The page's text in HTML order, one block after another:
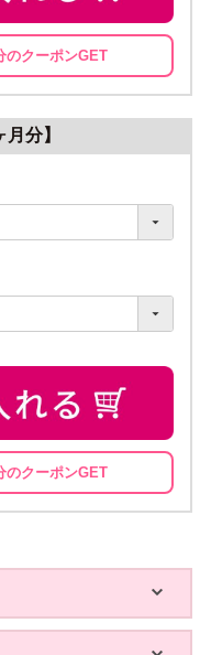
のクーポンGET
分】
のクーポンGET